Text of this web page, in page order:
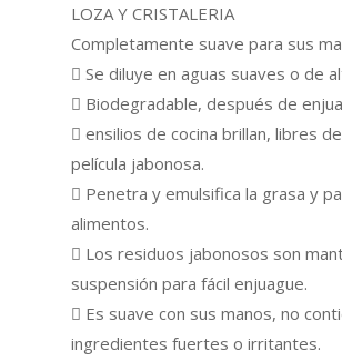
LOZA Y CRISTALERIA
Completamente suave para sus
 Se diluye en aguas suaves o de
 Biodegradable, después de
 ensilios de cocina brillan, libres
película jabonosa.
 Penetra y emulsifica la grasa y
alimentos.
 Los residuos jabonosos son
suspensión para fácil enjuague.
 Es suave con sus manos, no
ingredientes fuertes o irritantes.